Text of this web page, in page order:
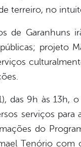
terreiro, no
de Garanhuns
projeto
das 9h às 13h,
serviços
do
Tenório com